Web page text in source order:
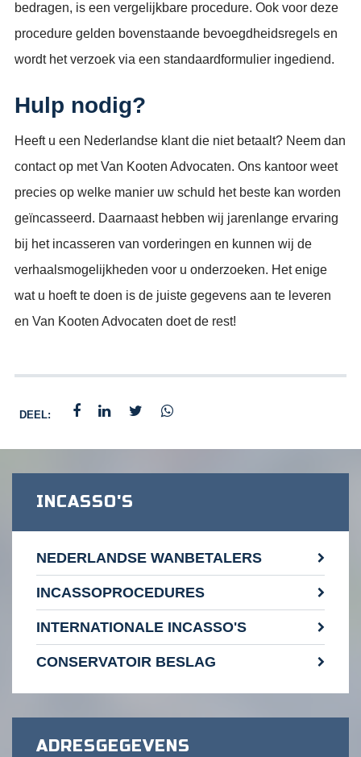
bedragen, is een vergelijkbare procedure. Ook voor deze
procedure gelden bovenstaande bevoegdheidsregels en
wordt het verzoek via een standaardformulier ingediend.
Hulp nodig?
Heeft u een Nederlandse klant die niet betaalt? Neem dan
contact op met Van Kooten Advocaten. Ons kantoor weet
precies op welke manier uw schuld het beste kan worden
geïncasseerd. Daarnaast hebben wij jarenlange ervaring
bij het incasseren van vorderingen en kunnen wij de
verhaalsmogelijkheden voor u onderzoeken. Het enige
wat u hoeft te doen is de juiste gegevens aan te leveren
en Van Kooten Advocaten doet de rest!
DEEL:
INCASSO'S
NEDERLANDSE WANBETALERS
INCASSOPROCEDURES
INTERNATIONALE INCASSO'S
CONSERVATOIR BESLAG
ADRESGEGEVENS